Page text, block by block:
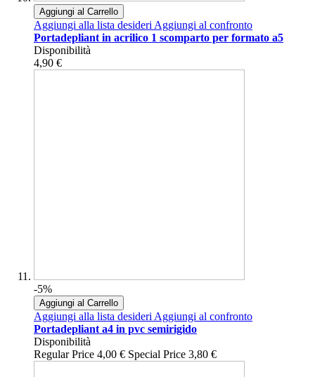
Aggiungi al Carrello
Aggiungi alla lista desideriAggiungi al confronto
Portadepliant in acrilico 1 scomparto per formato a5
Disponibilità
4,90 €
-5%
Aggiungi al Carrello
Aggiungi alla lista desideriAggiungi al confronto
Portadepliant a4 in pvc semirigido
Disponibilità
Regular Price 4,00 € Special Price 3,80 €